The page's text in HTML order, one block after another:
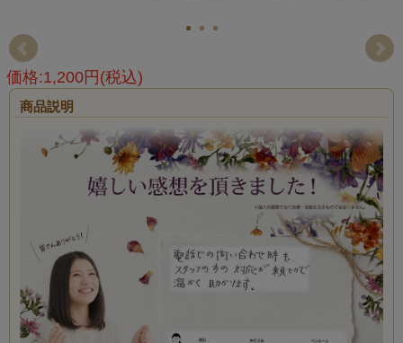
価格:1,200円(税込)
商品説明